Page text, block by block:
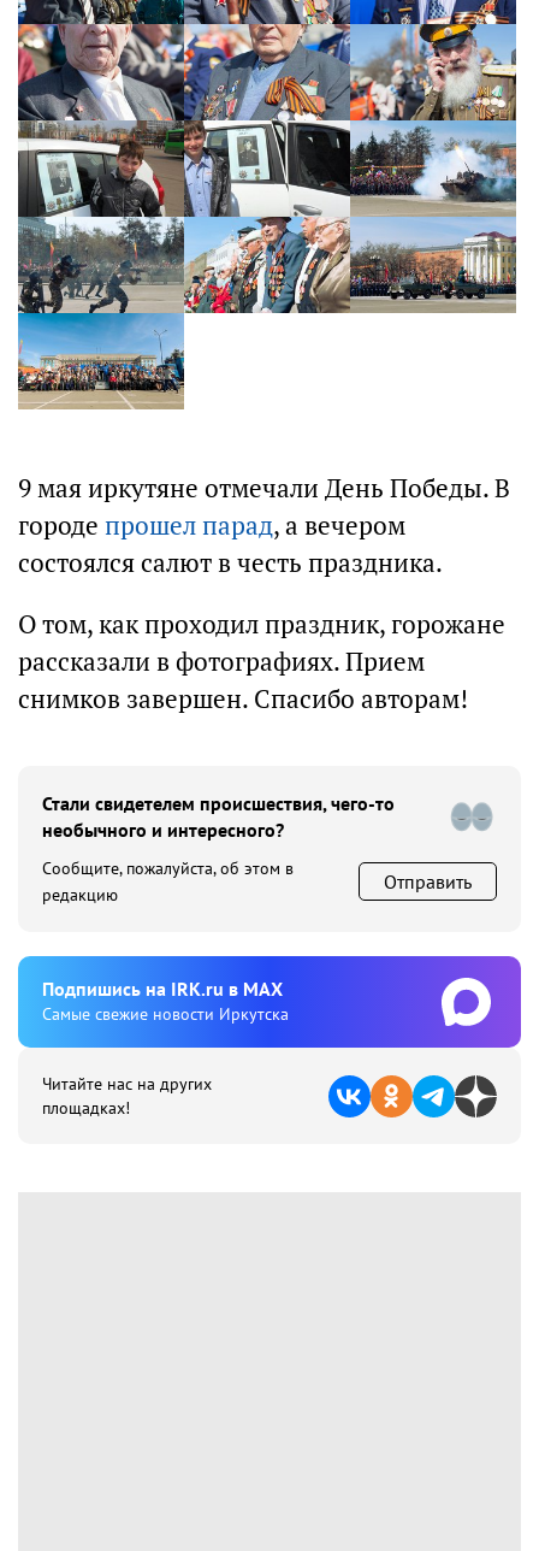
9 мая иркутяне отмечали День Победы. В
городе прошел парад, а вечером
состоялся салют в честь праздника.
О том, как проходил праздник, горожане
рассказали в фотографиях. Прием
снимков завершен. Спасибо авторам!
Стали свидетелем происшествия, чего-то
необычного и интересного?
Сообщите, пожалуйста, об этом в
редакцию
Отправить
Подпишиcь на IRK.ru в MAX
Cамые свежие новости Иркутска
Читайте нас на других
площадках!